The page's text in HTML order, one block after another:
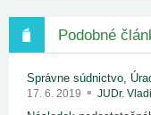
Podobné
Správne súdnictvo,
17. 6. 2019 JUDr.